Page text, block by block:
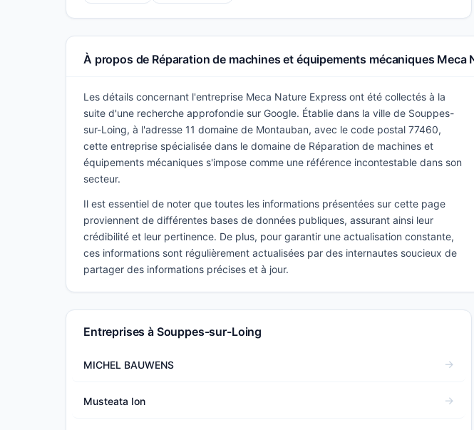
À propos de Réparation de machines et équipements mécaniques Meca
Les détails concernant l'entreprise Meca Nature Express ont été collectés à la
suite d'une recherche approfondie sur Google. Établie dans la ville de Souppes-
sur-Loing, à l'adresse 11 domaine de Montauban, avec le code postal 77460,
cette entreprise spécialisée dans le domaine de Réparation de machines et
équipements mécaniques s'impose comme une référence incontestable dans son
secteur.
Il est essentiel de noter que toutes les informations présentées sur cette page
proviennent de différentes bases de données publiques, assurant ainsi leur
crédibilité et leur pertinence. De plus, pour garantir une actualisation constante,
ces informations sont régulièrement actualisées par des internautes soucieux de
partager des informations précises et à jour.
Entreprises à Souppes-sur-Loing
MICHEL BAUWENS
Musteata Ion